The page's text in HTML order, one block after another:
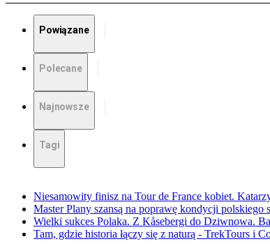
Powiązane
Polecane
Najnowsze
Tagi
Niesamowity finisz na Tour de France kobiet.
Master Plany szansą na poprawę kondycji polskiego
Wielki sukces Polaka. Z Kåsebergi do Dziwnowa.
Tam, gdzie historia łączy się z naturą - TrekTours i